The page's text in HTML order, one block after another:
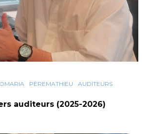
PÈREMATHIEU
AUDITEURS
auditeurs (2025-2026)